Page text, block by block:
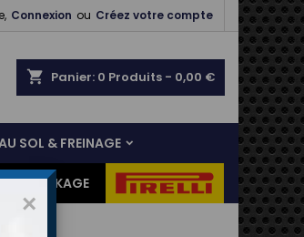
Connexion ou Créez votre compte
shopping_cart Panier: 0 Produits - 0,00 €
SOL & FREINAGE
DESTOCKAGE
×